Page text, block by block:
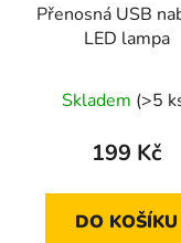
Přenosná USB
LED lampa
Skladem (>5
199 Kč
DO KOŠÍKU